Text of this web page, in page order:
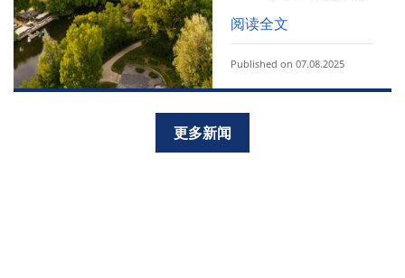
阅读全文
Published on 07.08.2025
更多新闻